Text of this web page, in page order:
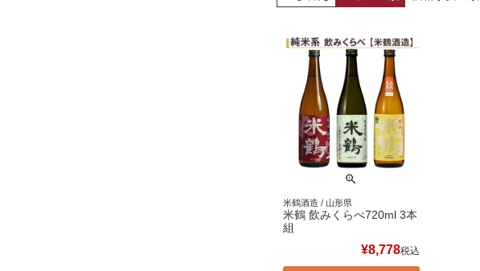
米鶴酒造 / 山形県
米鶴 飲みくらべ720ml 3本
組
¥8,778税込